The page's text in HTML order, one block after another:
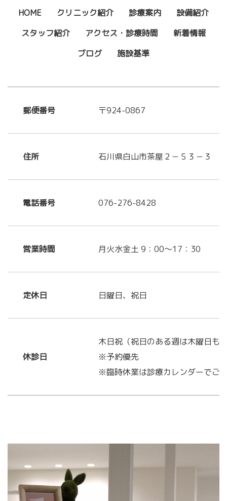
HOME クリニック紹介 診療案内
設備紹介
スタッフ紹介
アクセス・診療時間
新着情報
ブログ
施設基準
郵便番号 〒924-0867
住所 石川県白山市茶屋２－５３－３
電話番号 076-276-8428
営業時間 月火水金土 9：00～17：30
定休日 日曜日、祝日
休診日
木日祝（祝日のある週は木曜日も
※予約優先
※臨時休業は診療カレンダーでご